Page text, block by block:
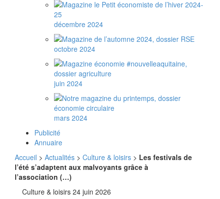
décembre 2024
octobre 2024
juin 2024
mars 2024
Publicité
Annuaire
Accueil > Actualités > Culture & loisirs > Les festivals de
l’été s’adaptent aux malvoyants grâce à
l’association (…)
Culture & loisirs 24 juin 2026